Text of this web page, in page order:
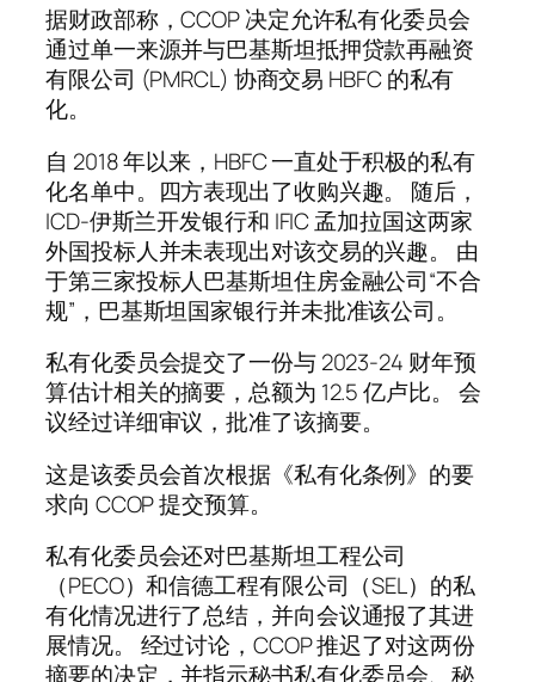
据财政部称，CCOP 决定允许私有化委员会
通过单一来源并与巴基斯坦抵押贷款再融资
有限公司 (PMRCL) 协商交易 HBFC 的私有
化。
自 2018 年以来，HBFC 一直处于积极的私有
化名单中。四方表现出了收购兴趣。 随后，
ICD-伊斯兰开发银行和 IFIC 孟加拉国这两家
外国投标人并未表现出对该交易的兴趣。 由
于第三家投标人巴基斯坦住房金融公司“不合
规”，巴基斯坦国家银行并未批准该公司。
私有化委员会提交了一份与 2023-24 财年预
算估计相关的摘要，总额为 12.5 亿卢比。 会
议经过详细审议，批准了该摘要。
这是该委员会首次根据《私有化条例》的要
求向 CCOP 提交预算。
私有化委员会还对巴基斯坦工程公司
（PECO）和信德工程有限公司（SEL）的私
有化情况进行了总结，并向会议通报了其进
展情况。 经过讨论，CCOP 推迟了对这两份
摘要的决定，并指示秘书私有化委员会、秘